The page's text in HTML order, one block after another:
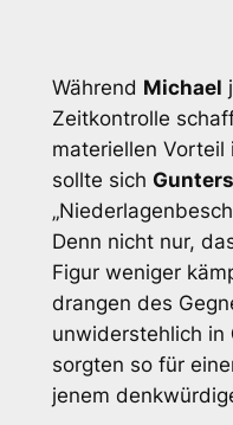
Während Michael
Zeitkontrolle
materiellen Vorteil
sollte sich Gunters
Denn nicht nur,
Figur weniger
drangen des
unwiderstehlich in
sorgten so für
jenem